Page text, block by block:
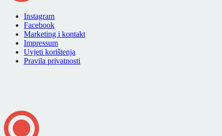
Instagram
Facebook
Marketing i kontakt
Impressum
Uvjeti korištenja
Pravila privatnosti